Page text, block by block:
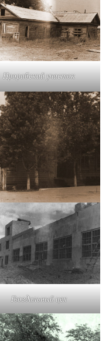
Прорабский участок
Гвоздильный цех